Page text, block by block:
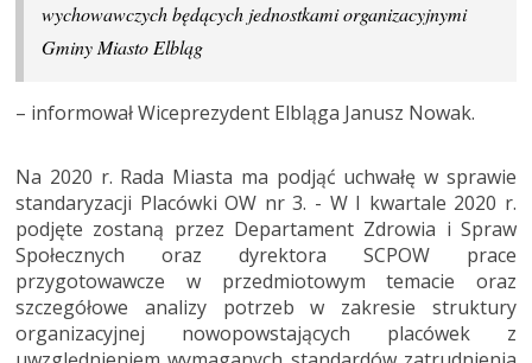
wychowawczych będących jednostkami organizacyjnymi
Gminy Miasto Elbląg
– informował Wiceprezydent Elbląga Janusz Nowak.
Na 2020 r. Rada Miasta ma podjąć uchwałę w sprawie
standaryzacji Placówki OW nr 3. - W I kwartale 2020 r.
podjęte zostaną przez Departament Zdrowia i Spraw
Społecznych oraz dyrektora SCPOW prace
przygotowawcze w przedmiotowym temacie oraz
szczegółowe analizy potrzeb w zakresie struktury
organizacyjnej nowopowstających placówek z